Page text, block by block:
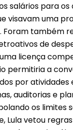
salários para os
visavam uma
Foram também
de
licença
permitiria a
por
auditorias e
os limites
Lula vetou